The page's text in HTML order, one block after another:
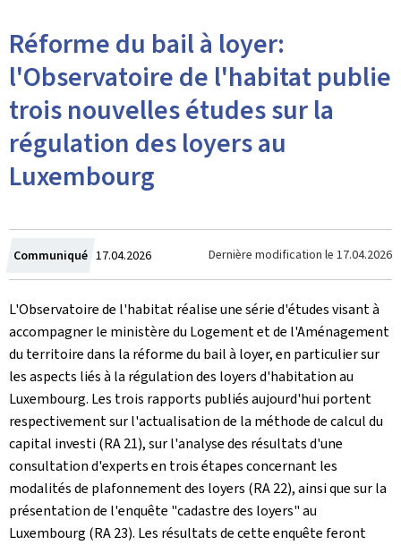
Réforme du bail à loyer:
l'Observatoire de l'habitat publie
trois nouvelles études sur la
régulation des loyers au
Luxembourg
Communiqué Crée
le
17.04.2026 Dernière modification le 17.04.2026
L'Observatoire de l'habitat réalise une série d'études visant à
accompagner le ministère du Logement et de l'Aménagement
du territoire dans la réforme du bail à loyer, en particulier sur
les aspects liés à la régulation des loyers d'habitation au
Luxembourg. Les trois rapports publiés aujourd'hui portent
respectivement sur l'actualisation de la méthode de calcul du
capital investi (RA 21), sur l'analyse des résultats d'une
consultation d'experts en trois étapes concernant les
modalités de plafonnement des loyers (RA 22), ainsi que sur la
présentation de l'enquête "cadastre des loyers" au
Luxembourg (RA 23). Les résultats de cette enquête feront